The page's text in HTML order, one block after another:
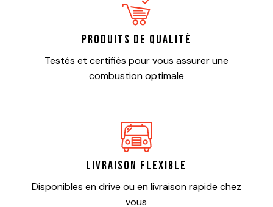
Produits de qualité
Testés et certifiés pour vous assurer une
combustion optimale
Livraison flexible
Disponibles en drive ou en livraison rapide chez
vous